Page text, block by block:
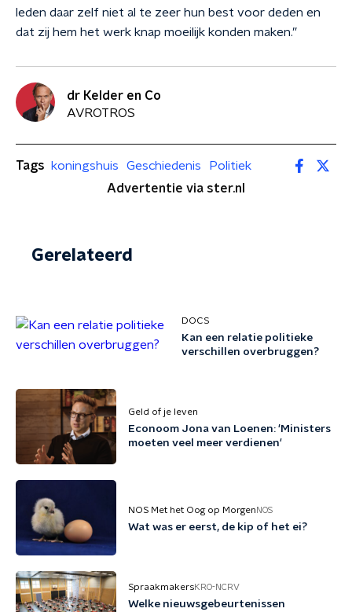
leden daar zelf niet al te zeer hun best voor deden en
dat zij hem het werk knap moeilijk konden maken.”
dr Kelder en Co
AVROTROS
Tags koningshuis Geschiedenis
Politiek
Advertentie via ster.nl
Gerelateerd
DOCS
Kan een relatie politieke
verschillen overbruggen?
Geld of je leven
Econoom Jona van Loenen: 'Ministers
moeten veel meer verdienen'
NOS Met het Oog op Morgen NOS
Wat was er eerst, de kip of het ei?
SpraakmakersKRO-NCRV
Welke nieuwsgebeurtenissen